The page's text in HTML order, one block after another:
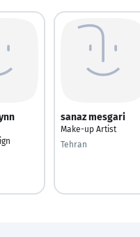
sanaz mesgari
Make-up Artist
Tehran